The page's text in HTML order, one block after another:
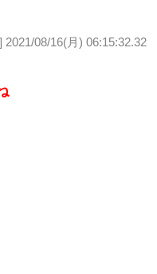
2021/08/16(月) 06:15:32.32